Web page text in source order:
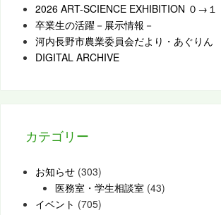
2026 ART-SCIENCE EXHIBITION ０→１
卒業生の活躍－展示情報－
河内長野市農業委員会だより・あぐりん
DIGITAL ARCHIVE
カテゴリー
お知らせ (303)
医務室・学生相談室 (43)
イベント (705)